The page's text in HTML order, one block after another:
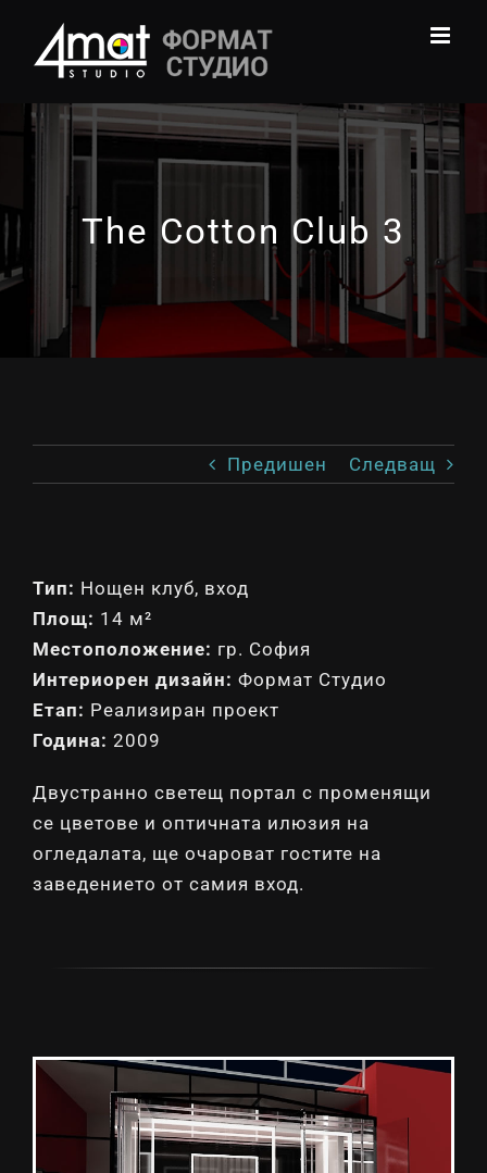
content
The Cotton Club 3
Предишен Следващ
Тип: Нощен клуб, вход
Площ: 14 м²
Местоположение: гр. София
Интериорен дизайн: Формат Студио
Етап: Реализиран проект
Година: 2009
Двустранно светещ портал с променящи
се цветове и оптичната илюзия на
огледалата, ще очароват гостите на
заведението от самия вход.